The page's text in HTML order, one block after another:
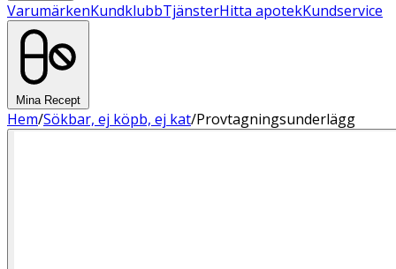
VarumärkenKundklubbTjänsterHitta apotekKundservice
Mina Recept
Hem/Sökbar, ej köpb, ej kat/Provtagningsunderlägg